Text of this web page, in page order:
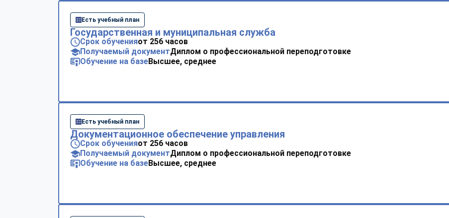
Есть учебный план
Государственная и муниципальная служба
Срок обученияот 256 часов
Получаемый документДиплом о профессиональной переподготовке
Обучение на базеВысшее, среднее
Есть учебный план
Документационное обеспечение управления
Срок обученияот 256 часов
Получаемый документДиплом о профессиональной переподготовке
Обучение на базеВысшее, среднее